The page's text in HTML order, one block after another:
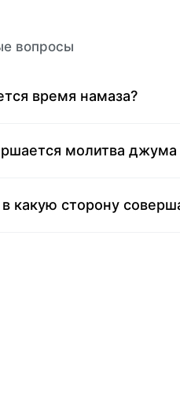
вопросы
время намаза?
молитва джума
какую сторону